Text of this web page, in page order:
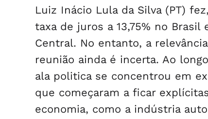
Luiz Inácio Lula da Silva (PT)
taxa de juros a 13,75% no
Central. No entanto, a
reunião ainda é incerta. Ao
ala politica se concentrou em
que começaram a ficar
economia, como a indústria